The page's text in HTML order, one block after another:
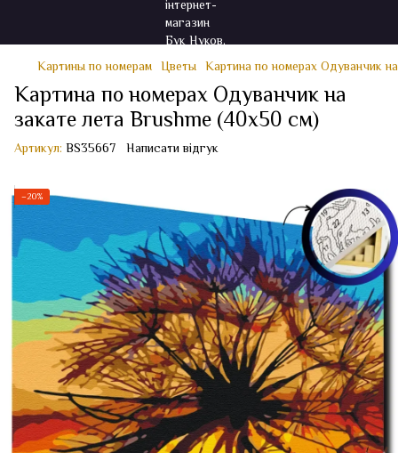
Картины по номерам Цветы Картина по номерах Одуванчик
Картина по номерах Одуванчик на
закате лета Brushme (40x50 см)
Артикул: BS35667 Написати відгук
−20%